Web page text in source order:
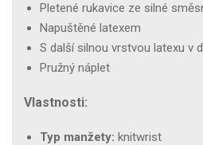
Pletené rukavice ze silné
Napuštěné latexem
S další silnou vrstvou latexu v
Pružný náplet
Vlastnosti:
Typ manžety: knitwrist